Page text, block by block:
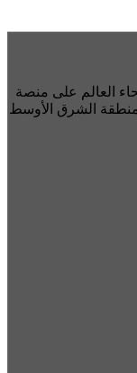
العالم على منصة
الشرق الأوسط